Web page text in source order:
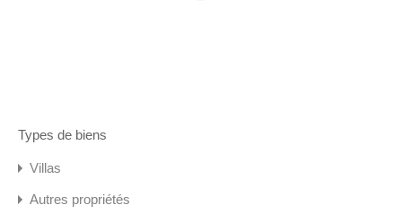
Types de biens
Villas
Autres propriétés